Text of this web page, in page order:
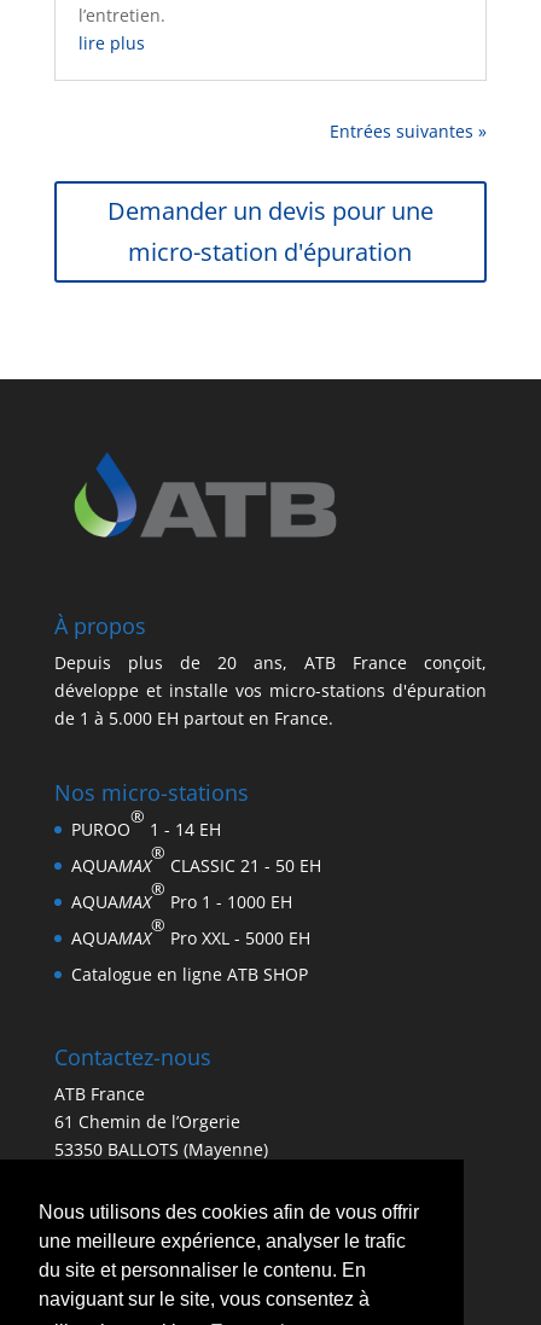
Nous utilisons des cookies afin de vous offrir
une meilleure expérience, analyser le trafic
du site et personnaliser le contenu. En
naviguant sur le site, vous consentez à
l’entretien.
lire plus
Entrées suivantes »
Demander un devis pour une
micro-station d'épuration
À propos
Depuis plus de 20 ans, ATB France conçoit,
développe et installe vos micro-stations d'épuration
de 1 à 5.000 EH partout en France.
Nos micro-stations
PUROO
®
1 - 14 EH
AQUAMAX
®
CLASSIC 21 - 50 EH
AQUAMAX
®
Pro 1 - 1000 EH
AQUAMAX
®
Pro XXL - 5000 EH
Catalogue en ligne ATB SHOP
Contactez-nous
ATB France
61 Chemin de l’Orgerie
53350 BALLOTS (Mayenne)
Tel: +33 (0)2 43 06 61 20
info.france@atbwater.com